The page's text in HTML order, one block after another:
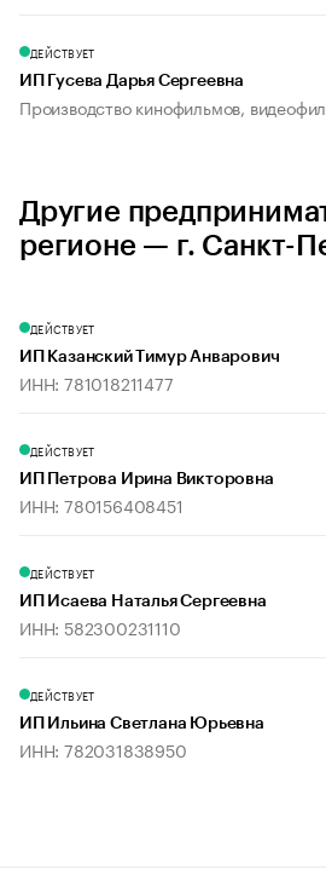
ДЕЙСТВУЕТ
ИП Гусева Дарья Сергеевна
Производство кинофильмов,
Другие
регионе — г. Санкт-
ДЕЙСТВУЕТ
ИП Казанский Тимур Анварович
ИНН: 781018211477
ДЕЙСТВУЕТ
ИП Петрова Ирина Викторовна
ИНН: 780156408451
ДЕЙСТВУЕТ
ИП Исаева Наталья Сергеевна
ИНН: 582300231110
ДЕЙСТВУЕТ
ИП Ильина Светлана Юрьевна
ИНН: 782031838950